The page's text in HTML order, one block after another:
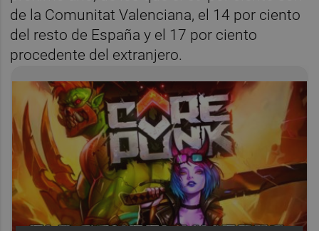
de la Comunitat Valenciana, el 14 por ciento
del resto de España y el 17 por ciento
procedente del extranjero.